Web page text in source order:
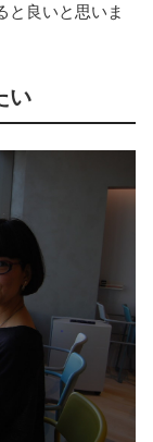
と良いと思いま
い